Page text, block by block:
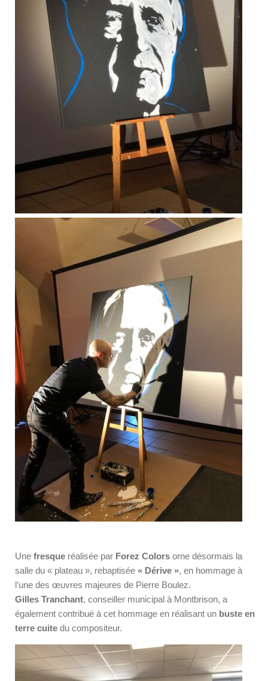
Une fresque réalisée par Forez Colors orne désormais la
salle du « plateau », rebaptisée « Dérive », en hommage à
l’une des œuvres majeures de Pierre Boulez.
Gilles Tranchant, conseiller municipal à Montbrison, a
également contribué à cet hommage en réalisant un buste en
terre cuite du compositeur.